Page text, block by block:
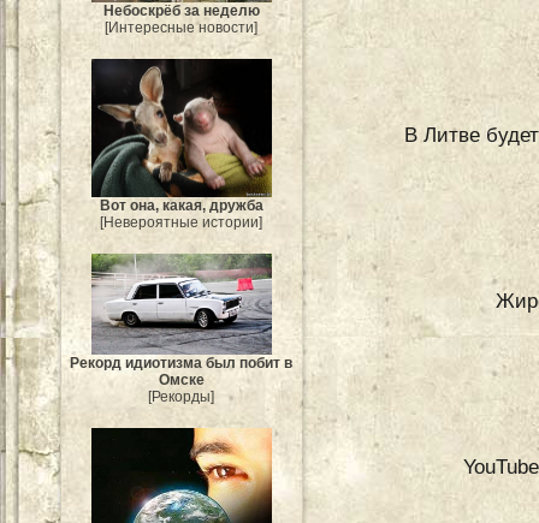
Небоскрёб за неделю
[Интересные новости]
Вот она, какая, дружба
[Невероятные истории]
Рекорд идиотизма был побит в
Омске
[Рекорды]
В Литве